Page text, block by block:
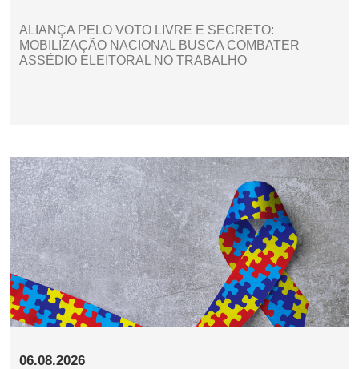
ALIANÇA PELO VOTO LIVRE E SECRETO:
MOBILIZAÇÃO NACIONAL BUSCA COMBATER
ASSÉDIO ELEITORAL NO TRABALHO
06.08.2026